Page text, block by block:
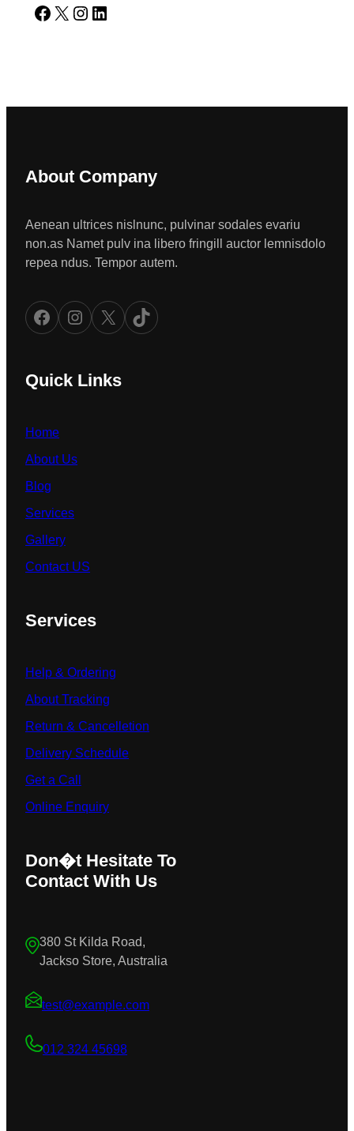
Facebook X Instagram LinkedIn
About Company
Aenean ultrices nislnunc, pulvinar sodales evariu
non.as Namet pulv ina libero fringill auctor lemnisdolo
repea ndus. Tempor autem.
Facebook Instagram X TikTok
Quick Links
Home
About Us
Blog
Services
Gallery
Contact US
Services
Help & Ordering
About Tracking
Return & Cancelletion
Delivery Schedule
Get a Call
Online Enquiry
Don�t Hesitate To
Contact With Us
380 St Kilda Road,
Jackso Store, Australia
test@example.com
012 324 45698